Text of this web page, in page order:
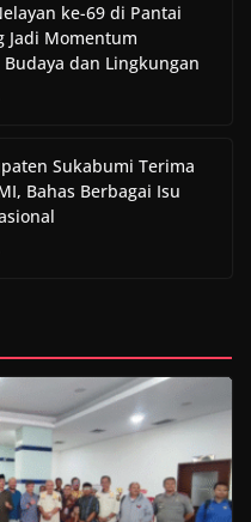
ke-69 di Pantai
Jadi Momentum
dan Lingkungan
Sukabumi Terima
Bahas Berbagai Isu